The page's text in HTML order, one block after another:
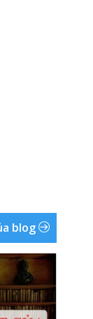
blog